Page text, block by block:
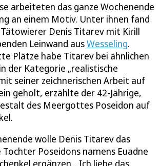
arbeiteten das ganze Wochenende
an einem Motiv. Unter ihnen fand
Denis Titarev mit Kirill
Leinwand ausWesseling.
Plätze habe Titarev bei ähnlichen
der Kategorie „realistische
seiner zeichnerischen Arbeit auf
geholt, erzählte der 42-Jährige,
des Meergottes Poseidon auf
wolle Denis Titarev das
Tochter Poseidons namens Euadne